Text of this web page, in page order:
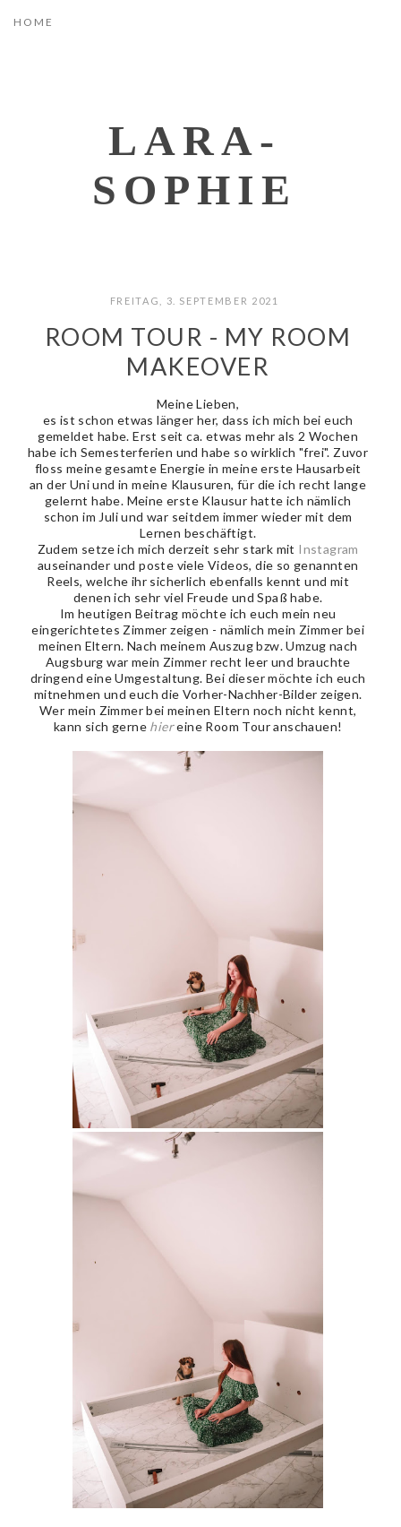
LARA-
SOPHIE
FREITAG, 3. SEPTEMBER 2021
ROOM TOUR - MY ROOM
MAKEOVER
Meine Lieben,
es ist schon etwas länger her, dass ich mich bei euch
gemeldet habe. Erst seit ca. etwas mehr als 2 Wochen
habe ich Semesterferien und habe so wirklich "frei". Zuvor
floss meine gesamte Energie in meine erste Hausarbeit
an der Uni und in meine Klausuren, für die ich recht lange
gelernt habe. Meine erste Klausur hatte ich nämlich
schon im Juli und war seitdem immer wieder mit dem
Lernen beschäftigt.
Zudem setze ich mich derzeit sehr stark mit Instagram
auseinander und poste viele Videos, die so genannten
Reels, welche ihr sicherlich ebenfalls kennt und mit
denen ich sehr viel Freude und Spaß habe.
Im heutigen Beitrag möchte ich euch mein neu
eingerichtetes Zimmer zeigen - nämlich mein Zimmer bei
meinen Eltern. Nach meinem Auszug bzw. Umzug nach
Augsburg war mein Zimmer recht leer und brauchte
dringend eine Umgestaltung. Bei dieser möchte ich euch
mitnehmen und euch die Vorher-Nachher-Bilder zeigen.
Wer mein Zimmer bei meinen Eltern noch nicht kennt,
kann sich gerne hiereine Room Tour anschauen!